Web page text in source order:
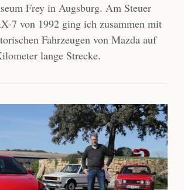
Frey in Augsburg. Am Steuer
7 von 1992 ging ich zusammen mit
Fahrzeugen von Mazda auf
lange Strecke.